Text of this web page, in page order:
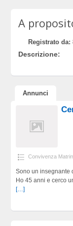
A
Registrato da:
Descrizione:
Annunci
Convivenza
Sono un insegnante
Ho 45 anni e cerco
[…]